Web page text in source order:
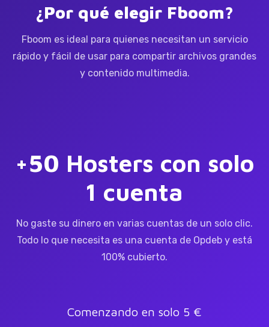
¿Por qué elegir Fboom?
Fboom es ideal para quienes necesitan un servicio
rápido y fácil de usar para compartir archivos grandes
y contenido multimedia.
+50 Hosters con solo
1 cuenta
No gaste su dinero en varias cuentas de un solo clic.
Todo lo que necesita es una cuenta de Opdeb y está
100% cubierto.
Comenzando en solo 5 €